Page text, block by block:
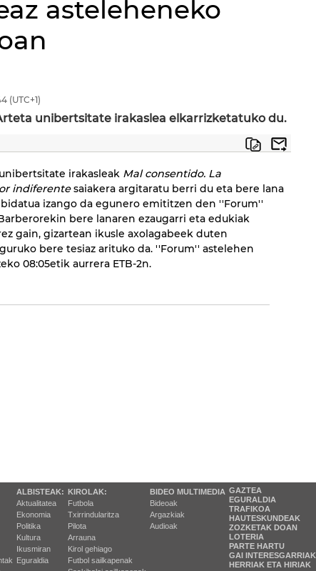
asteleheneko
(UTC+1)
unibertsitate irakaslea elkarrizketatuko du.
irakasleak Mal consentido. La
indiferentesaiakera argitaratu berri du eta bere lana
izango da egunero emititzen den ''Forum''
bere lanaren ezaugarri eta edukiak
gain, gizartean ikusle axolagabeek duten
bere tesiaz arituko da. ''Forum'' astelehen
08:05etik aurrera ETB-2n.
ALBISTEAK:
Aktualitatea
Ekonomia
Politika
Kultura
Ikusmiran
Eguraldia
KIROLAK:
Futbola
Txirrindularitza
Pilota
Arrauna
Kirol gehiago
Futbol sailkapenak
BIDEO MULTIMEDIA
Bideoak
Argazkiak
Audioak
GAZTEA
EGURALDIA
TRAFIKOA
HAUTESKUNDEAK
ZOZKETAK DOAN
LOTERIA
PARTE HARTU
GAI INTERESGARRIAK
HERRIAK ETA HIRIAK